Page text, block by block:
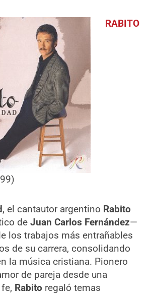
RABITO
, el cantautor argentino Rabito
deJuan Carlos Fernández—
los trabajos más entrañables
de su carrera, consolidando
la música cristiana. Pionero
de pareja desde una
Rabito regaló temas